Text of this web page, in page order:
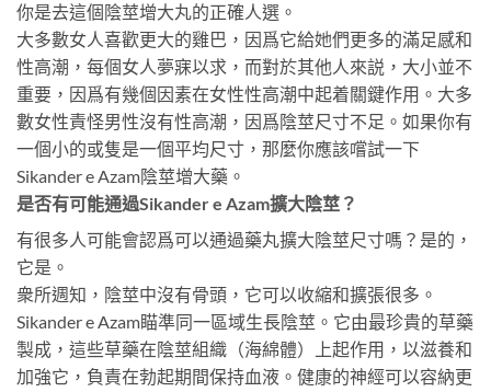
你是去這個陰莖增大丸的正確人選。
大多數女人喜歡更大的雞巴，因爲它給她們更多的滿足感和
性高潮，每個女人夢寐以求，而對於其他人來説，大小並不
重要，因爲有幾個因素在女性性高潮中起着關鍵作用。大多
數女性責怪男性沒有性高潮，因爲陰莖尺寸不足。如果你有
一個小的或隻是一個平均尺寸，那麼你應該嚐試一下
Sikander e Azam陰莖增大藥。
是否有可能通過Sikander e Azam擴大陰莖？
有很多人可能會認爲可以通過藥丸擴大陰莖尺寸嗎？是的，
它是。
衆所週知，陰莖中沒有骨頭，它可以收縮和擴張很多。
Sikander e Azam瞄準同一區域生長陰莖。它由最珍貴的草藥
製成，這些草藥在陰莖組織（海綿體）上起作用，以滋養和
加強它，負責在勃起期間保持血液。健康的神經可以容納更